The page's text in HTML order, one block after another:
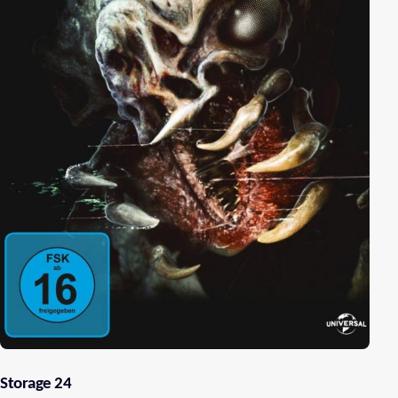
Storage 24